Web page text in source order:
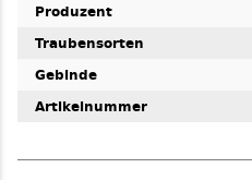
Produzent
Traubensorten
Gebinde
Artikelnummer